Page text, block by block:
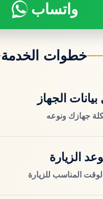
واتساب
خطوات الخدمة
بيانات الجهاز
جهازك ونوعه
الزيارة
المناسب للزيارة